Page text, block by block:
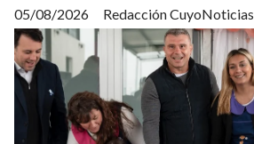
Redacción CuyoNoticias
05/08/2026